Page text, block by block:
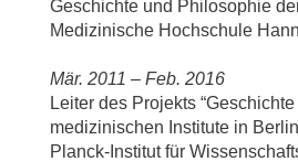
Geschichte und Philosophie
Medizinische Hochschule
Mär. 2011 – Feb. 2016
Leiter des Projekts
medizinischen Institute in
Planck-Institut für